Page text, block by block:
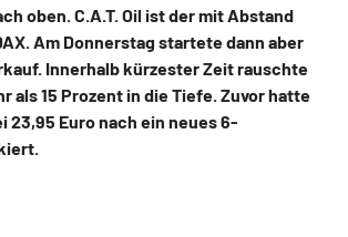
oben. C.A.T. Oil ist der mit Abstand
Am Donnerstag startete dann aber
Innerhalb kürzester Zeit rauschte
als 15 Prozent in die Tiefe. Zuvor hatte
23,95 Euro nach ein neues 6-